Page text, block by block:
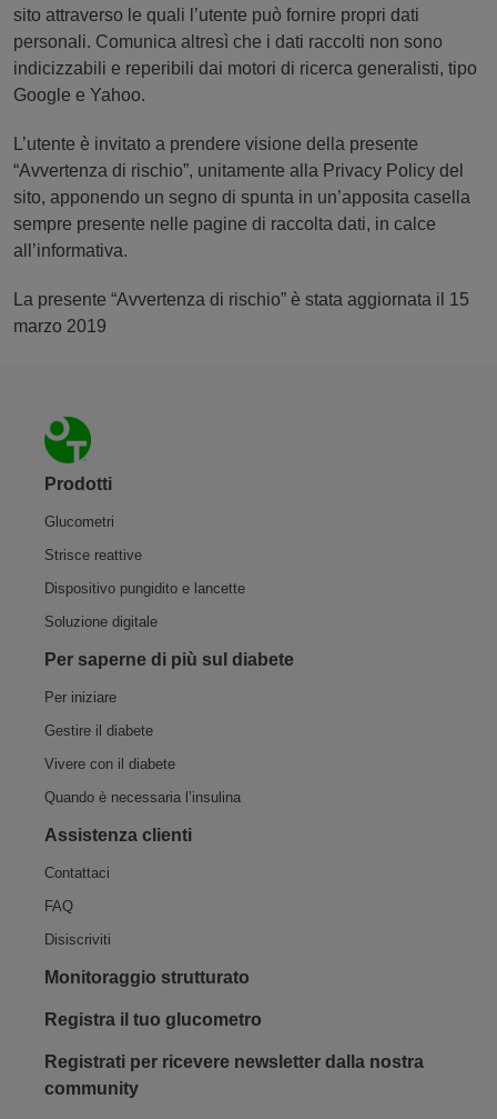
sito attraverso le quali l’utente può fornire propri dati
personali. Comunica altresì che i dati raccolti non sono
indicizzabili e reperibili dai motori di ricerca generalisti, tipo
Google e Yahoo.
L’utente è invitato a prendere visione della presente
“Avvertenza di rischio”, unitamente alla Privacy Policy del
sito, apponendo un segno di spunta in un’apposita casella
sempre presente nelle pagine di raccolta dati, in calce
all’informativa.
La presente “Avvertenza di rischio” è stata aggiornata il 15
marzo 2019
Piè di pagina
Prodotti
Glucometri
Strisce reattive
Dispositivo pungidito e lancette
Soluzione digitale
Per saperne di più sul diabete
Per iniziare
Gestire il diabete
Vivere con il diabete
Quando è necessaria l’insulina
Assistenza​ clienti
Contattaci
FAQ
Disiscriviti
Monitoraggio strutturato
Registra il tuo glucometro
Registrati per ricevere newsletter dalla nostra
community